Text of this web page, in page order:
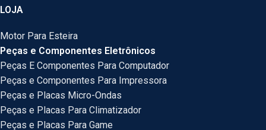
LOJA
Motor Para Esteira
Peças e Componentes Eletrônicos
Peças E Componentes Para Computador
Peças e Componentes Para Impressora
Peças e Placas Micro-Ondas
Peças e Placas Para Climatizador
Peças e Placas Para Game